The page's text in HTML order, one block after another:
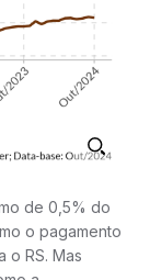
de 0,5% do
o pagamento
RS. Mas